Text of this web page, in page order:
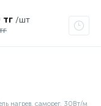
тг /шт